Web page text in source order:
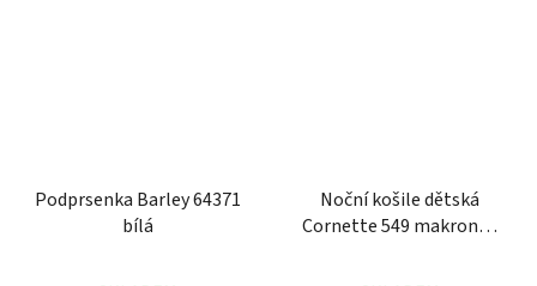
Podprsenka Barley 64371
bílá
Noční košile dětská
Cornette 549 makronka